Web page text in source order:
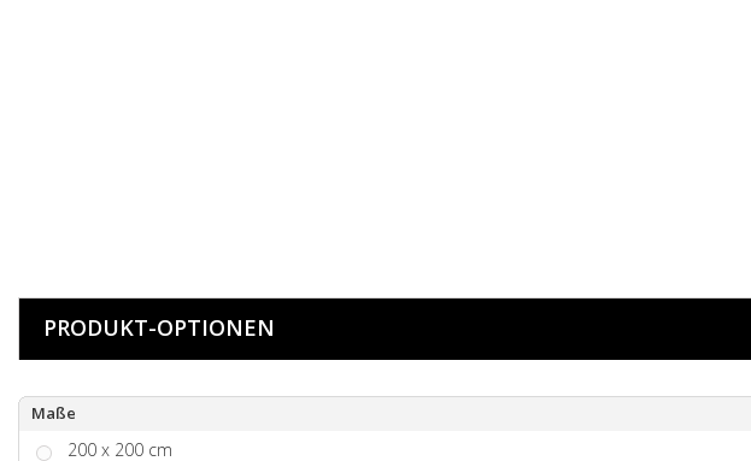
PRODUKT-OPTIONEN
Maße
200 x 200 cm